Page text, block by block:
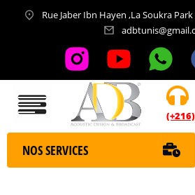
Rue Jaber Ibn Hayen ,La Soukra
Nos services
NOS SERVICES